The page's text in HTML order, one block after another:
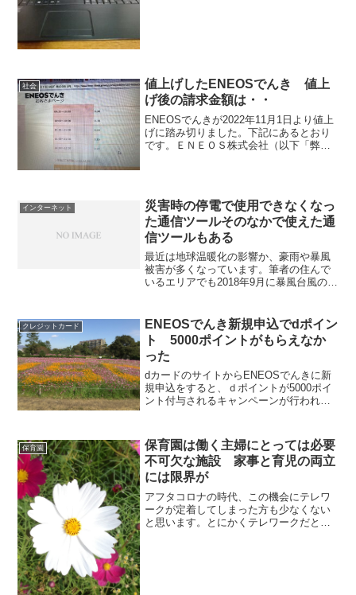
社会
値上げしたENEOSでんき 値上
げ後の請求金額は・・
ENEOSでんきが2022年11月1日より値上
げに踏み切りました。下記にあるとおり
です。ＥＮＥＯＳ株式会社（以下「弊
し...
インターネット
災害時の停電で使用できなくなっ
た通信ツールそのなかで使えた通
信ツールもある
最近は地球温暖化の影響か、豪雨や暴風
被害が多くなっています。筆者の住んで
いるエリアでも2018年9月に暴風台風の直
いか、停電状態が長く続きました。この
停電ですが多くの世...
クレジットカード
ENEOSでんき新規申込でdポイン
ト 5000ポイントがもらえなか
った
dカードのサイトからENEOSでんきに新
規申込をすると、ｄポイントが5000ポイ
ント付与されるキャンペーンが行われる
5000ポイント付与を期待して、ｄカード
のサイトからE...
保育園
保育園は働く主婦にとっては必要
不可欠な施設 家事と育児の両立
には限界が
アフタコロナの時代、この機会にテレワ
ークが定着してしまった方も少なくない
と思います。とにかくテレワークだと楽